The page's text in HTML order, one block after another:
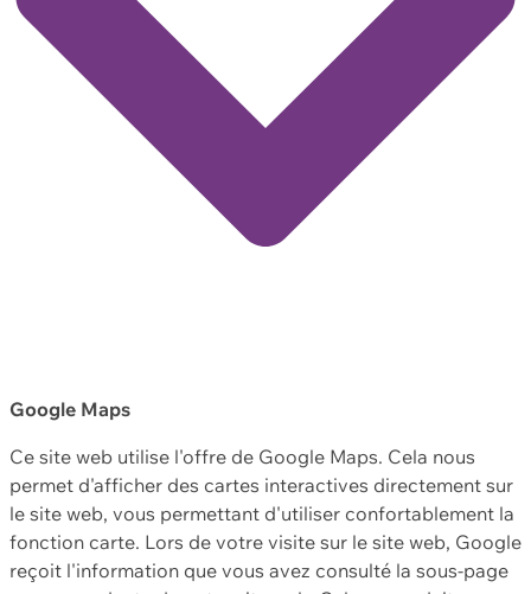
Google Maps
Ce site web utilise l'offre de Google Maps. Cela nous
permet d'afficher des cartes interactives directement sur
le site web, vous permettant d'utiliser confortablement la
fonction carte. Lors de votre visite sur le site web, Google
reçoit l'information que vous avez consulté la sous-page